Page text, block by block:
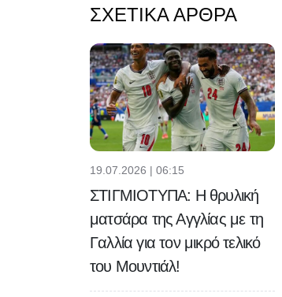
ΣΧΕΤΙΚΆ ΆΡΘΡΑ
19.07.2026 | 06:15
ΣΤΙΓΜΙΟΤΥΠΑ: Η θρυλική
ματσάρα της Αγγλίας με τη
Γαλλία για τον μικρό τελικό
του Μουντιάλ!